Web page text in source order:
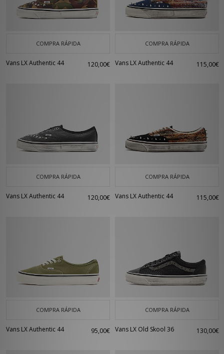
COMPRA RÁPIDA
Vans LX Authentic 44 120,00€
COMPRA RÁPIDA
Vans LX Authentic 44 115,00€
COMPRA RÁPIDA
Vans LX Authentic 44 120,00€
COMPRA RÁPIDA
Vans LX Authentic 44 115,00€
COMPRA RÁPIDA
Vans LX Authentic 44 95,00€
COMPRA RÁPIDA
Vans LX Old Skool 36 130,00€